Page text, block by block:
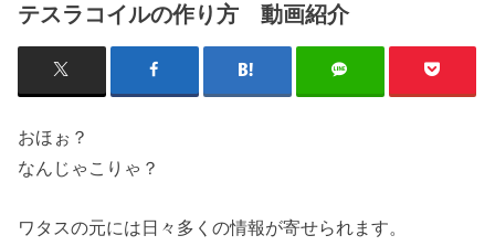
テスラコイルの作り方 動画紹介
おほぉ？
なんじゃこりゃ？
ワタスの元には日々多くの情報が寄せられます。